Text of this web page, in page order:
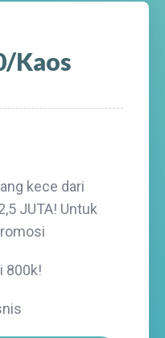
Kaos
kece dari
JUTA! Untuk
800k!